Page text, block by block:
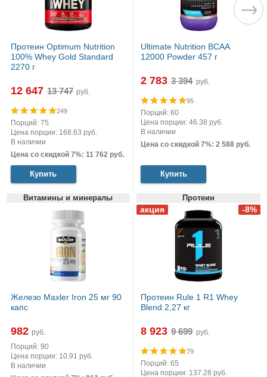
Протеин Optimum Nutrition
100% Whey Gold Standard
2270 г
12 647 руб.
249
Порций: 75
Цена порции: 168.63 руб.
В наличии
Цена со скидкой 7%: 11 762 руб.
Купить
Ultimate Nutrition BCAA
12000 Powder 457 г
2 783 руб.
95
Порций: 60
Цена порции: 46.38 руб.
В наличии
Цена со скидкой 7%: 2 588 руб.
Купить
Витамины и минералы
Железо Maxler Iron 25 мг 90
капс
982 руб.
Порций: 90
Цена порции: 10.91 руб.
В наличии
Протеин
Протеин Rule 1 R1 Whey
Blend 2,27 кг
8 923 руб.
79
Порций: 65
Цена порции: 137.28 руб.